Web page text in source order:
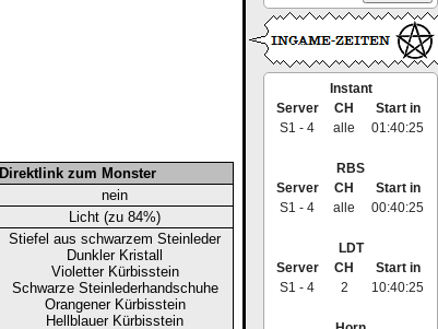
Direktlink zum Monster
nein
Licht (zu 84%)
Stiefel aus schwarzem Steinleder
Dunkler Kristall
Violetter Kürbisstein
Schwarze Steinlederhandschuhe
Orangener Kürbisstein
Hellblauer Kürbisstein
Instant
Server
CH
Start in
S1 - 4
alle 01:40:24
RBS
Server
CH
Start in
S1 - 4
alle 00:40:24
LDT
Server
CH
Start in
S1 - 4
2 10:40:24